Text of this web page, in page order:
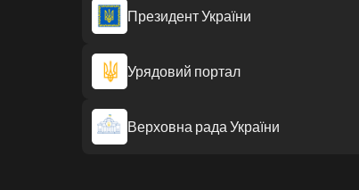
Президент України
Урядовий портал
Верховна рада України